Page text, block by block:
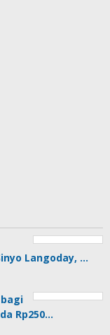
Langoday, …
Rp250…